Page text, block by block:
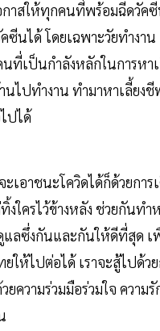
กาสให้ทุกคนที่พร้อมฉีดวัคซี
คซีนได้ โดยเฉพาะวัยทำง
ที่เป็นกำลังหลักในการหา
นไปทำงาน ทำมาหาเลี้ยง
ปได้
จะเอาชนะโควิดได้ก็ด้วยกา
งใครไว้ข้างหลัง ช่วยกันท
ลซึ่งกันและกันให้ดีที่สุด เ
ยให้ไปต่อได้ เราจะสู้ไปด้ว
ยความร่วมมือร่วมใจ ความ